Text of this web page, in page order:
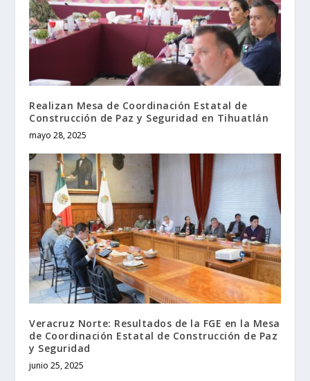
Realizan Mesa de Coordinación Estatal de
Construcción de Paz y Seguridad en Tihuatlán
mayo 28, 2025
Veracruz Norte: Resultados de la FGE en la Mesa
de Coordinación Estatal de Construcción de Paz
y Seguridad
junio 25, 2025